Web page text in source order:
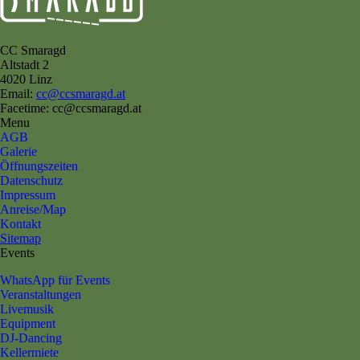
CC Smaragd
Altstadt 2
4020 Linz
Email: cc@ccsmaragd.at
Facetime: cc@ccsmaragd.at
Menu
AGB
Galerie
Öffnungszeiten
Datenschutz
Impressum
Anreise/Map
Kontakt
Sitemap
Events
WhatsApp für Events
Veranstaltungen
Livemusik
Equipment
DJ-Dancing
Kellermiete